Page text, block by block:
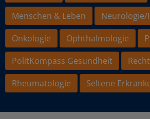
Menschen & Leben
Neurologie/
Onkologie
Ophthalmologie
PolitKompass Gesundheit
Rheumatologie
Seltene